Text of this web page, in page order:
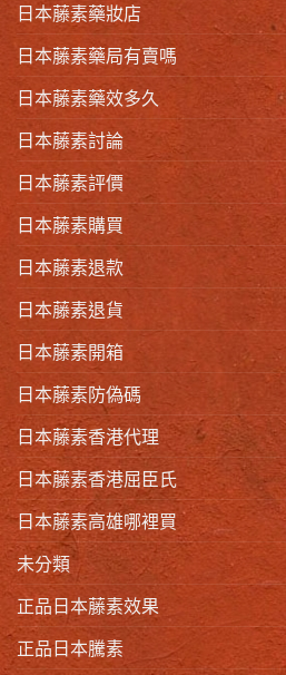
日本藤素藥妝店
日本藤素藥局有賣嗎
日本藤素藥效多久
日本藤素討論
日本藤素評價
日本藤素購買
日本藤素退款
日本藤素退貨
日本藤素開箱
日本藤素防偽碼
日本藤素香港代理
日本藤素香港屈臣氏
日本藤素高雄哪裡買
未分類
正品日本藤素效果
正品日本騰素